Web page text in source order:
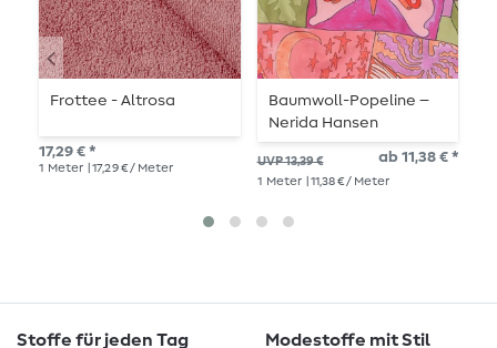
Frottee - Altrosa
17,29 € *
1 Meter | 17,29 € / Meter
Baumwoll-Popeline –
Nerida Hansen
Digitaldruck Creatures
Pink
UVP 13,39 € ab 11,38 € *
1 Meter | 11,38 € / Meter
Stoffe für jeden Tag Modestoffe mit Stil